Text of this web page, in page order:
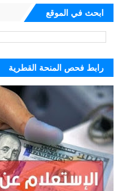
ابحث في الموقع
رابط فحص المنحة القطرية